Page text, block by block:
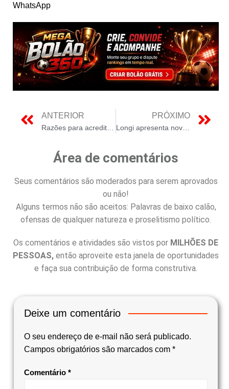
WhatsApp
ANTERIOR PRÓXIMO
Área de comentários
Seus comentários são moderados para serem aprovados
ou não!
Alguns termos não são aceitos: Palavras de baixo calão,
ofensas de qualquer natureza e proselitismo político.
Os comentários e atividades são vistos por MILHÕES DE
PESSOAS, então aproveite esta janela de oportunidades
e faça sua contribuição de forma construtiva.
Deixe um comentário
O seu endereço de e-mail não será publicado.
Campos obrigatórios são marcados com *
Comentário *